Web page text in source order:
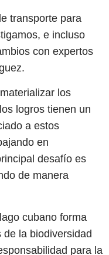
transporte para
e incluso
con expertos
los
logros tienen un
a estos
en
desafío es
de manera
cubano forma
de la biodiversidad
para la